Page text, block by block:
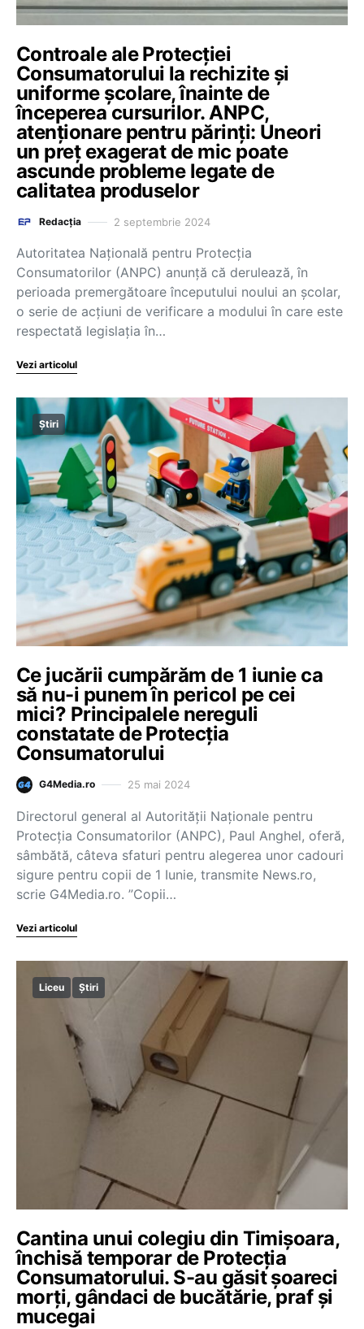
Controale ale Protecției
Consumatorului la rechizite și
uniforme școlare, înainte de
începerea cursurilor. ANPC,
atenționare pentru părinți: Uneori
un preț exagerat de mic poate
ascunde probleme legate de
calitatea produselor
Redacția 2 septembrie 2024
Autoritatea Naţională pentru Protecţia
Consumatorilor (ANPC) anunță că derulează, în
perioada premergătoare începutului noului an şcolar,
o serie de acţiuni de verificare a modului în care este
respectată legislaţia în…
Vezi articolul
Știri
Ce jucării cumpărăm de 1 iunie ca
să nu-i punem în pericol pe cei
mici? Principalele nereguli
constatate de Protecția
Consumatorului
G4Media.ro 25 mai 2024
Directorul general al Autorităţii Naţionale pentru
Protecţia Consumatorilor (ANPC), Paul Anghel, oferă,
sâmbătă, câteva sfaturi pentru alegerea unor cadouri
sigure pentru copii de 1 Iunie, transmite News.ro,
scrie G4Media.ro. ”Copii…
Vezi articolul
Liceu Știri
Cantina unui colegiu din Timişoara,
închisă temporar de Protecţia
Consumatorului. S-au găsit şoareci
morţi, gândaci de bucătărie, praf şi
mucegai